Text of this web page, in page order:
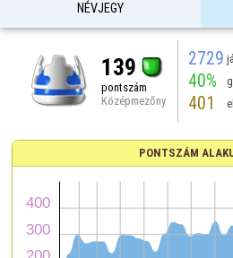
NÉVJEGY
139
pontszám
Középmezőny
2729
40%
401
PONTSZÁM